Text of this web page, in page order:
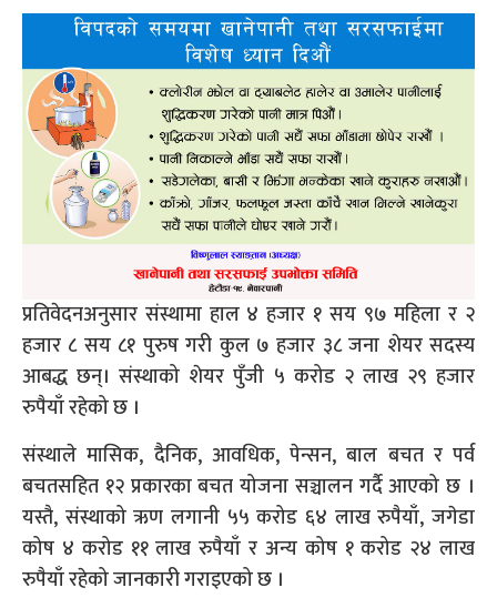
प्रतिवेदनअनुसार संस्थामा हाल ४ हजार १ सय ९७ महिला र २
हजार ८ सय ८१ पुरुष गरी कुल ७ हजार ३८ जना शेयर सदस्य
आबद्ध छन्। संस्थाको शेयर पुँजी ५ करोड २ लाख २९ हजार
रुपैयाँ रहेको छ ।
संस्थाले मासिक, दैनिक, आवधिक, पेन्सन, बाल बचत र पर्व
बचतसहित १२ प्रकारका बचत योजना सञ्चालन गर्दै आएको छ ।
यस्तै, संस्थाको ऋण लगानी ५५ करोड ६४ लाख रुपैयाँ, जगेडा
कोष ४ करोड ११ लाख रुपैयाँ र अन्य कोष १ करोड २४ लाख
रुपैयाँ रहेको जानकारी गराइएको छ ।